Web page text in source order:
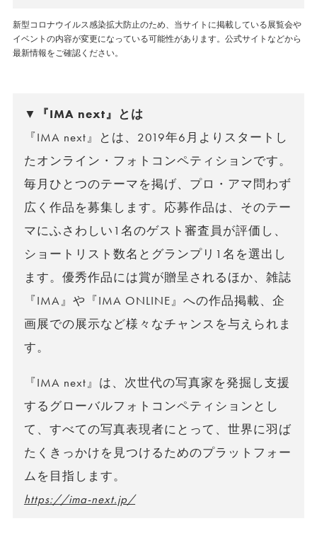
新型コロナウイルス感染拡大防止のため、当サイトに掲載している展覧会や
イベントの内容が変更になっている可能性があります。公式サイトなどから
最新情報をご確認ください。
▼『IMA next』とは
『IMA next』とは、2019年6月よりスタートし
たオンライン・フォトコンペティションです。
毎月ひとつのテーマを掲げ、プロ・アマ問わず
広く作品を募集します。応募作品は、そのテー
マにふさわしい1名のゲスト審査員が評価し、
ショートリスト数名とグランプリ1名を選出し
ます。優秀作品には賞が贈呈されるほか、雑誌
『IMA』や『IMA ONLINE』への作品掲載、企
画展での展示など様々なチャンスを与えられま
す。
『IMA next』は、次世代の写真家を発掘し支援
するグローバルフォトコンペティションとし
て、すべての写真表現者にとって、世界に羽ば
たくきっかけを見つけるためのプラットフォー
ムを目指します。
https://ima-next.jp/